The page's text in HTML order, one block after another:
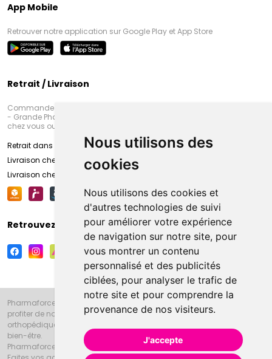
Nous utilisons des
cookies
Nous utilisons des cookies et
d'autres technologies de suivi
pour améliorer votre expérience
de navigation sur notre site, pour
vous montrer un contenu
personnalisé et des publicités
ciblées, pour analyser le trafic de
notre site et pour comprendre la
provenance de nos visiteurs.
J'accepte
App Mobile
Retrouver notre application sur Google Play et App Store
Retrait / Livraison
Commandez en ligne et venez chercher votre commande à Amiens
- Grande Pharmacie d’Amiens (Fachon) ou recevez-là rapidement
chez vous ou en point retrait
Retrait dans la pharmacie d’Amiens
Livraison chez vous
Livraison chez votre commerçant
Retrouvez-nous sur vos réseaux sociaux
Pharmaforce.fr et la Grande Pharmacie d’Amiens vous souhaitent de
profiter de notre accueil, de nos conseils pharmaceutiques,
orthopédiques, homéopathiques, parapharmaceutiques, beauté et
bien-être.
Pharmaforce.fr est le site internet de la Grande Pharmacie d’Amiens.